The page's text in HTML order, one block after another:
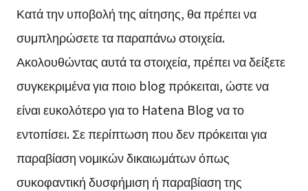
Κατά την υποβολή της αίτησης, θα πρέπει να
συμπληρώσετε τα παραπάνω στοιχεία.
Ακολουθώντας αυτά τα στοιχεία, πρέπει να δείξετε
συγκεκριμένα για ποιο blog πρόκειται, ώστε να
είναι ευκολότερο για το Hatena Blog να το
εντοπίσει. Σε περίπτωση που δεν πρόκειται για
παραβίαση νομικών δικαιωμάτων όπως
συκοφαντική δυσφήμιση ή παραβίαση της